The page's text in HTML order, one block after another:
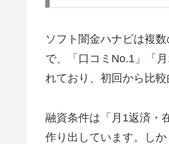
ソフト闇金ハナビは複
で、「口コミNo.1」「
れており、初回から比
融資条件は「月1返済・
作り出しています。し